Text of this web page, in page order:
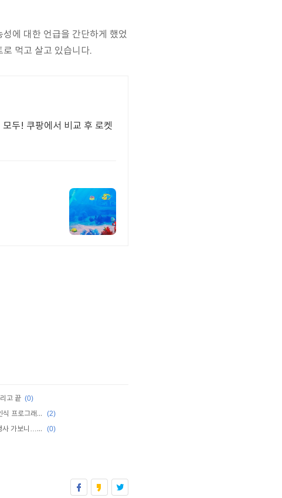
에 대한 언급을 간단하게 했었
먹고 살고 있습니다.
두! 쿠팡에서 비교 후 로켓
고 끝 (0)
[20121020] Kinect를 활용한 동작 인식 프로그래밍 1주차 (2)
[Public- 디지털데일리] MS 해커톤 행사 가보니…“나는야 윈도8 개발자” (0)